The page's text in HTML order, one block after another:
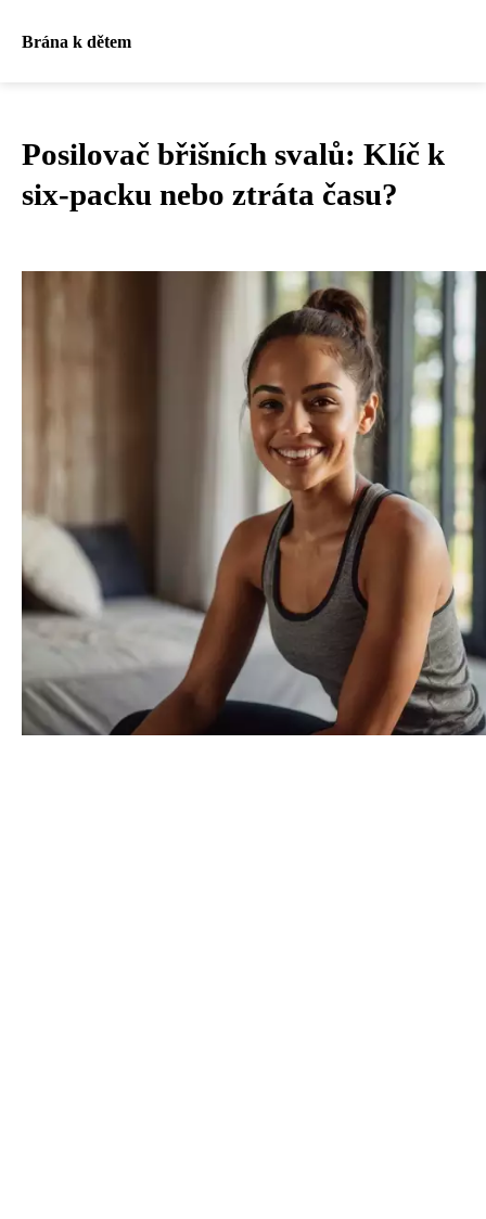
Brána k dětem
Posilovač břišních svalů: Klíč k
six-packu nebo ztráta času?